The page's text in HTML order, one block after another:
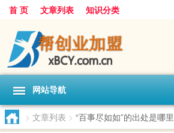
首 页 文章列表 知识分类
网站导航
> 文章列表 > “百事尽如如”的出处是哪里